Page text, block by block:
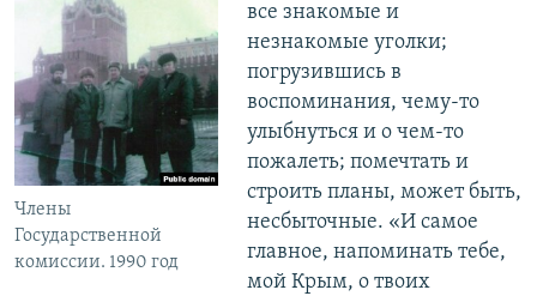
Члены
Государственной
комиссии. 1990 год
все знакомые и
незнакомые уголки;
погрузившись в
воспоминания, чему-то
улыбнуться и о чем-то
пожалеть; помечтать и
строить планы, может быть,
несбыточные. «И самое
главное, напоминать тебе,
мой Крым, о твоих